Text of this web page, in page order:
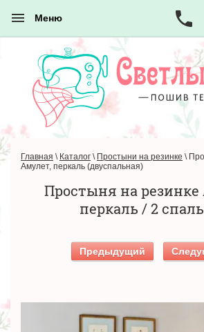
Меню
Главная \ Каталог \ Простыни на резинке \
Амулет, перкаль (двуспальная)
Простыня на
перкаль / 2
Предыдущий